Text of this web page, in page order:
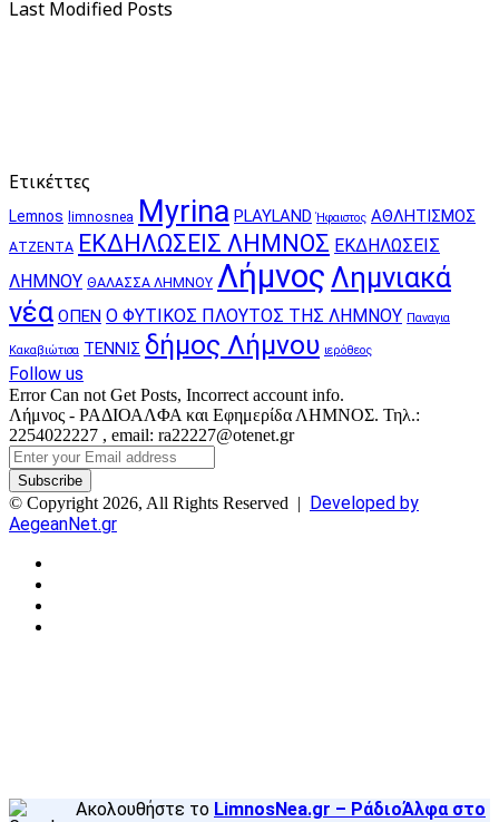
Last Modified Posts
Ετικέττες
Lemnos limnosnea Myrina PLAYLAND Ήφαιστος ΑΘΛΗΤΙΣΜΟΣ
ΑΤΖΕΝΤΑ ΕΚΔΗΛΩΣΕΙΣ ΛΗΜΝΟΣ ΕΚΔΗΛΩΣΕΙΣ
ΛΗΜΝΟΥ ΘΑΛΑΣΣΑ ΛΗΜΝΟΥ Λήμνος Λημνιακά
νέα ΟΠΕΝ Ο ΦΥΤΙΚΟΣ ΠΛΟΥΤΟΣ ΤΗΣ ΛΗΜΝΟΥ Παναγια
Κακαβιώτισα ΤΕΝΝΙΣ δήμος Λήμνου ιερόθεος
Follow us
Error Can not Get Posts, Incorrect account info.
Λήμνος - ΡΑΔΙΟΑΛΦΑ και Εφημερίδα ΛΗΜΝΟΣ. Τηλ.:
2254022227 , email: ra22227@otenet.gr
Enter
your
Email
address
© Copyright 2026, All Rights Reserved | Developed by
AegeanNet.gr
Ακολουθήστε το LimnosNea.gr – ΡάδιοΆλφα στο